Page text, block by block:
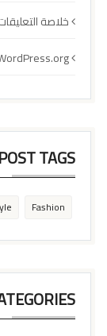
خلاصة
POST TAGS
Fashion